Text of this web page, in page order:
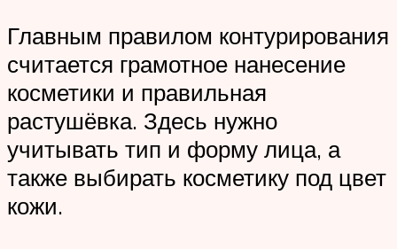
Главным правилом контурирования
считается грамотное нанесение
косметики и правильная
растушёвка. Здесь нужно
учитывать тип и форму лица, а
также выбирать косметику под цвет
кожи.